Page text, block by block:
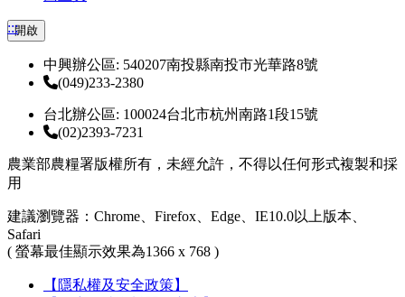
:::開啟
中興辦公區: 540207南投縣南投市光華路8號
(049)233-2380
台北辦公區: 100024台北市杭州南路1段15號
(02)2393-7231
農業部農糧署版權所有，未經允許，不得以任何形式複製和採
用
建議瀏覽器：Chrome、Firefox、Edge、IE10.0以上版本、
Safari
( 螢幕最佳顯示效果為1366 x 768 )
【隱私權及安全政策】